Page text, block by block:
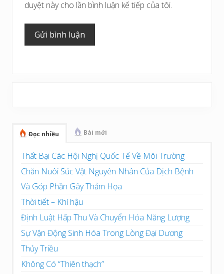
duyệt này cho lần bình luận kế tiếp của tôi.
Đọc nhiều Bài mới
Thất Bại Các Hội Nghị Quốc Tế Về Môi Trường
Chăn Nuôi Súc Vật Nguyên Nhân Của Dịch Bệnh
Và Góp Phần Gây Thảm Họa
Thời tiết – Khí hậu
Định Luật Hấp Thu Và Chuyển Hóa Năng Lượng
Sự Vận Động Sinh Hóa Trong Lòng Đại Dương
Thủy Triều
Không Có “Thiên thạch”